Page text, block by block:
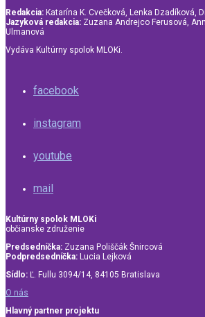
Redakcia: Katarína K. Cvečková, Lenka Dzadíková,
Jazyková redakcia: Zuzana Andrejco Ferusová,
Ulmanová
Vydáva Kultúrny spolok MLOKi.
facebook
instagram
youtube
mail
Kultúrny spolok MLOKi
občianske združenie
Predsedníčka: Zuzana Poliščák Šnircová
Podpredsedníčka: Lucia Lejková
Sídlo: Ľ. Fullu 3094/14, 84105 Bratislava
O nás
Hlavný partner projektu